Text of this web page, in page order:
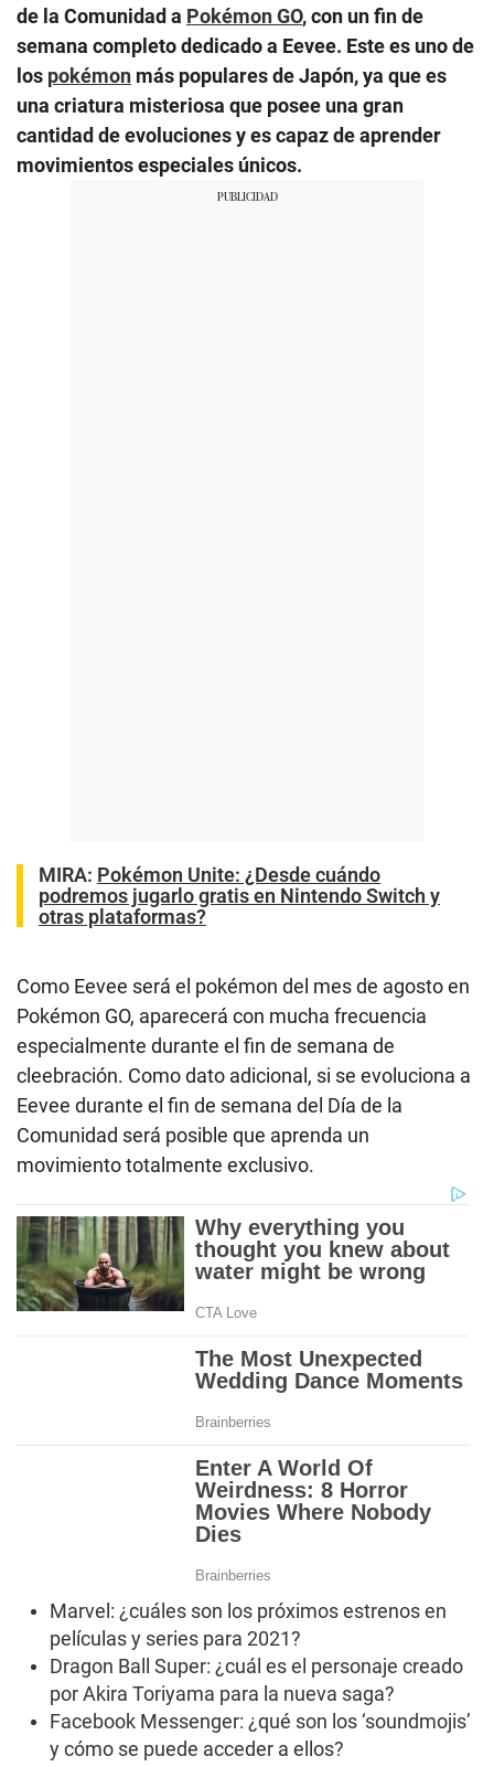
de la Comunidad a Pokémon GO, con un fin de
semana completo dedicado a Eevee. Este es uno de
los pokémon más populares de Japón, ya que es
una criatura misteriosa que posee una gran
cantidad de evoluciones y es capaz de aprender
movimientos especiales únicos.
MIRA: Pokémon Unite: ¿Desde cuándo
podremos jugarlo gratis en Nintendo Switch y
otras plataformas?
Como Eevee será el pokémon del mes de agosto en
Pokémon GO, aparecerá con mucha frecuencia
especialmente durante el fin de semana de
cleebración. Como dato adicional, si se evoluciona a
Eevee durante el fin de semana del Día de la
Comunidad será posible que aprenda un
movimiento totalmente exclusivo.
Marvel: ¿cuáles son los próximos estrenos en
películas y series para 2021?
Dragon Ball Super: ¿cuál es el personaje creado
por Akira Toriyama para la nueva saga?
Facebook Messenger: ¿qué son los ‘soundmojis’
y cómo se puede acceder a ellos?